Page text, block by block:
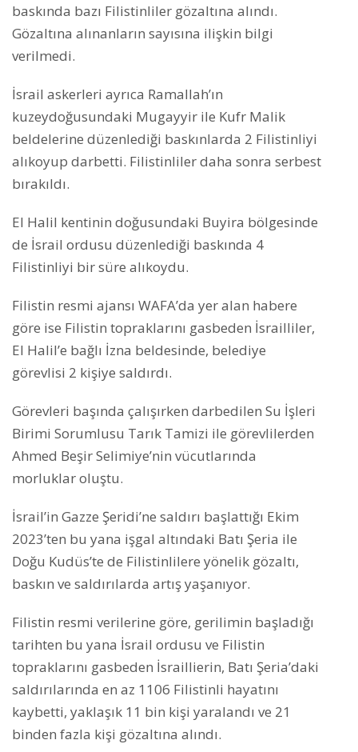
baskında bazı Filistinliler gözaltına alındı.
Gözaltına alınanların sayısına ilişkin bilgi
verilmedi.
İsrail askerleri ayrıca Ramallah’ın
kuzeydoğusundaki Mugayyir ile Kufr Malik
beldelerine düzenlediği baskınlarda 2 Filistinliyi
alıkoyup darbetti. Filistinliler daha sonra serbest
bırakıldı.
El Halil kentinin doğusundaki Buyira bölgesinde
de İsrail ordusu düzenlediği baskında 4
Filistinliyi bir süre alıkoydu.
Filistin resmi ajansı WAFA’da yer alan habere
göre ise Filistin topraklarını gasbeden İsrailliler,
El Halil’e bağlı İzna beldesinde, belediye
görevlisi 2 kişiye saldırdı.
Görevleri başında çalışırken darbedilen Su İşleri
Birimi Sorumlusu Tarık Tamizi ile görevlilerden
Ahmed Beşir Selimiye’nin vücutlarında
morluklar oluştu.
İsrail’in Gazze Şeridi’ne saldırı başlattığı Ekim
2023’ten bu yana işgal altındaki Batı Şeria ile
Doğu Kudüs’te de Filistinlilere yönelik gözaltı,
baskın ve saldırılarda artış yaşanıyor.
Filistin resmi verilerine göre, gerilimin başladığı
tarihten bu yana İsrail ordusu ve Filistin
topraklarını gasbeden İsraillierin, Batı Şeria’daki
saldırılarında en az 1106 Filistinli hayatını
kaybetti, yaklaşık 11 bin kişi yaralandı ve 21
binden fazla kişi gözaltına alındı.